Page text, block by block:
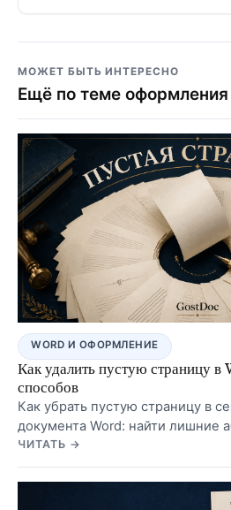
МОЖЕТ БЫТЬ ИНТЕРЕСНО
Ещё по теме оформления
WORD И ОФОРМЛЕНИЕ
Как удалить пустую страницу
способов
Как убрать пустую страницу в
документа Word: найти лишние
страницы или раздела и не
ЧИТАТЬ →